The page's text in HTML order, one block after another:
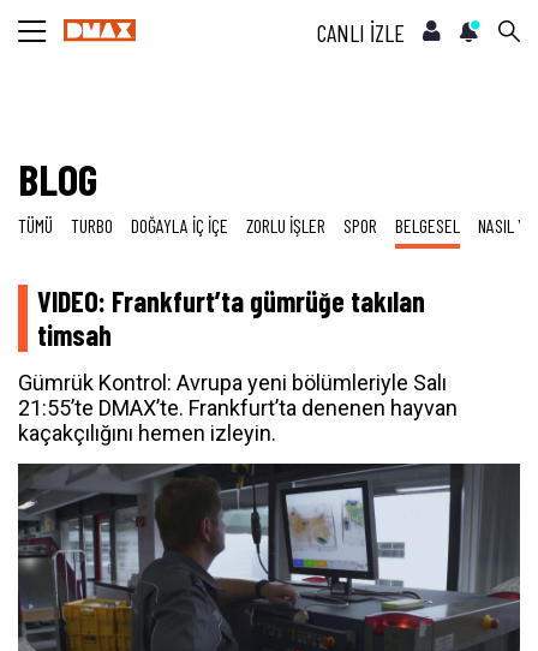
CANLI İZLE
BLOG
TÜMÜ TURBO DOĞAYLA İÇ İÇE ZORLU İŞLER SPOR BELGESEL NASIL
VIDEO: Frankfurt’ta gümrüğe takılan
timsah
Gümrük Kontrol: Avrupa yeni bölümleriyle Salı
21:55’te DMAX’te. Frankfurt’ta denenen hayvan
kaçakçılığını hemen izleyin.